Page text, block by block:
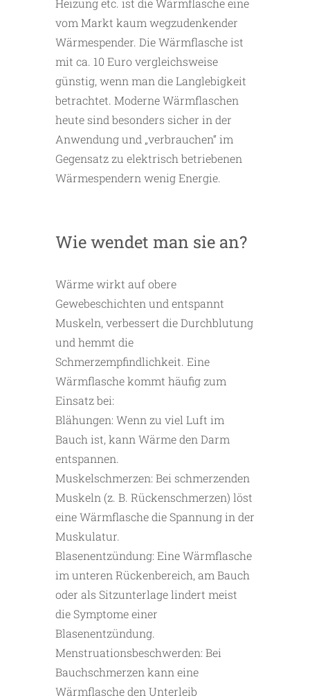
Heizung etc. ist die Wärmflasche eine
vom Markt kaum wegzudenkender
Wärmespender. Die Wärmflasche ist
mit ca. 10 Euro vergleichsweise
günstig, wenn man die Langlebigkeit
betrachtet. Moderne Wärmflaschen
heute sind besonders sicher in der
Anwendung und „verbrauchen“ im
Gegensatz zu elektrisch betriebenen
Wärmespendern wenig Energie.
Wie wendet man sie an?
Wärme wirkt auf obere
Gewebeschichten und entspannt
Muskeln, verbessert die Durchblutung
und hemmt die
Schmerzempfindlichkeit. Eine
Wärmflasche kommt häufig zum
Einsatz bei:
Blähungen: Wenn zu viel Luft im
Bauch ist, kann Wärme den Darm
entspannen.
Muskelschmerzen: Bei schmerzenden
Muskeln (z. B. Rückenschmerzen) löst
eine Wärmflasche die Spannung in der
Muskulatur.
Blasenentzündung: Eine Wärmflasche
im unteren Rückenbereich, am Bauch
oder als Sitzunterlage lindert meist
die Symptome einer
Blasenentzündung.
Menstruationsbeschwerden: Bei
Bauchschmerzen kann eine
Wärmflasche den Unterleib